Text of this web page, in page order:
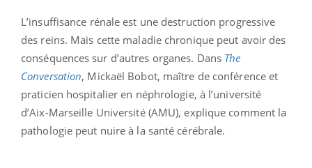
L’insuffisance rénale est une destruction progressive
des reins. Mais cette maladie chronique peut avoir des
conséquences sur d’autres organes. Dans The
Conversation, Mickaël Bobot, maître de conférence et
praticien hospitalier en néphrologie, à l’université
d’Aix-Marseille Université (AMU), explique comment la
pathologie peut nuire à la santé cérébrale.